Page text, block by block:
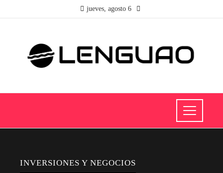
jueves, agosto 6
INVERSIONES Y NEGOCIOS